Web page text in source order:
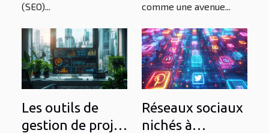
(SEO)...
réussie
comme une avenue...
Les outils de
gestion de projet
Réseaux sociaux
nichés à